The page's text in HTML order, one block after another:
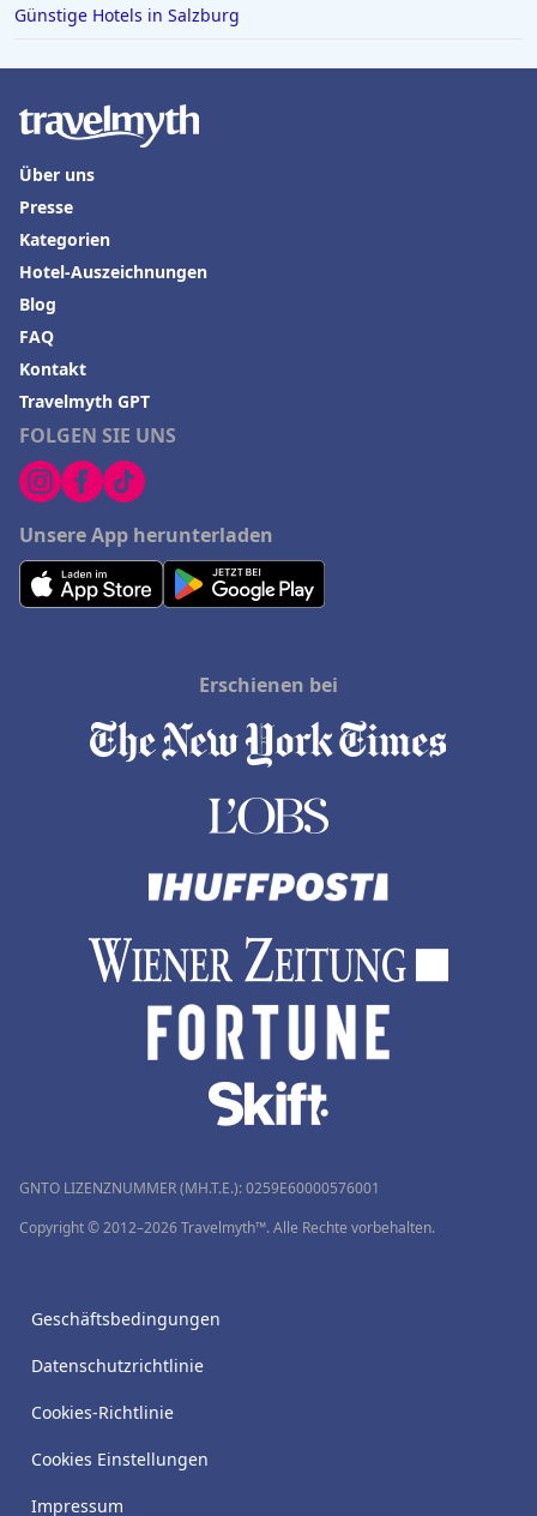
Günstige Hotels in Salzburg
FOLGEN SIE UNS
Unsere App herunterladen
Über uns
Presse
Kategorien
Hotel-Auszeichnungen
Blog
FAQ
Kontakt
Travelmyth GPT
Erschienen bei
GNTO LIZENZNUMMER (MH.T.E.): 0259Ε60000576001
Copyright © 2012–2026 Travelmyth™. Alle Rechte vorbehalten.
Geschäftsbedingungen
Datenschutzrichtlinie
Cookies-Richtlinie
Cookies Einstellungen
Impressum